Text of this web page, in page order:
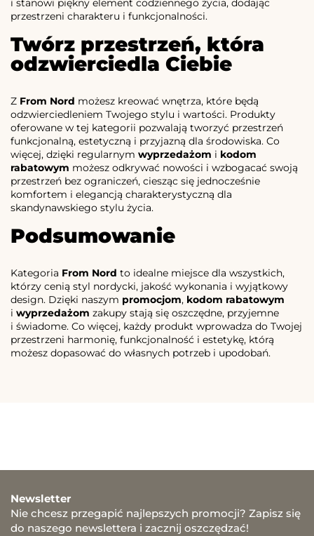
i stanowi piękny element codziennego życia, dodając
przestrzeni charakteru i funkcjonalności.
Twórz przestrzeń, która
odzwierciedla Ciebie
Z From Nord możesz kreować wnętrza, które będą
odzwierciedleniem Twojego stylu i wartości. Produkty
oferowane w tej kategorii pozwalają tworzyć przestrzeń
funkcjonalną, estetyczną i przyjazną dla środowiska. Co
więcej, dzięki regularnym wyprzedażom i kodom
rabatowym możesz odkrywać nowości i wzbogacać swoją
przestrzeń bez ograniczeń, ciesząc się jednocześnie
komfortem i elegancją charakterystyczną dla
skandynawskiego stylu życia.
Podsumowanie
Kategoria From Nord to idealne miejsce dla wszystkich,
którzy cenią styl nordycki, jakość wykonania i wyjątkowy
design. Dzięki naszym promocjom, kodom rabatowym
i wyprzedażom zakupy stają się oszczędne, przyjemne
i świadome. Co więcej, każdy produkt wprowadza do Twojej
przestrzeni harmonię, funkcjonalność i estetykę, którą
możesz dopasować do własnych potrzeb i upodobań.
Newsletter
Nie chcesz przegapić najlepszych promocji? Zapisz się
do naszego newslettera i zacznij oszczędzać!